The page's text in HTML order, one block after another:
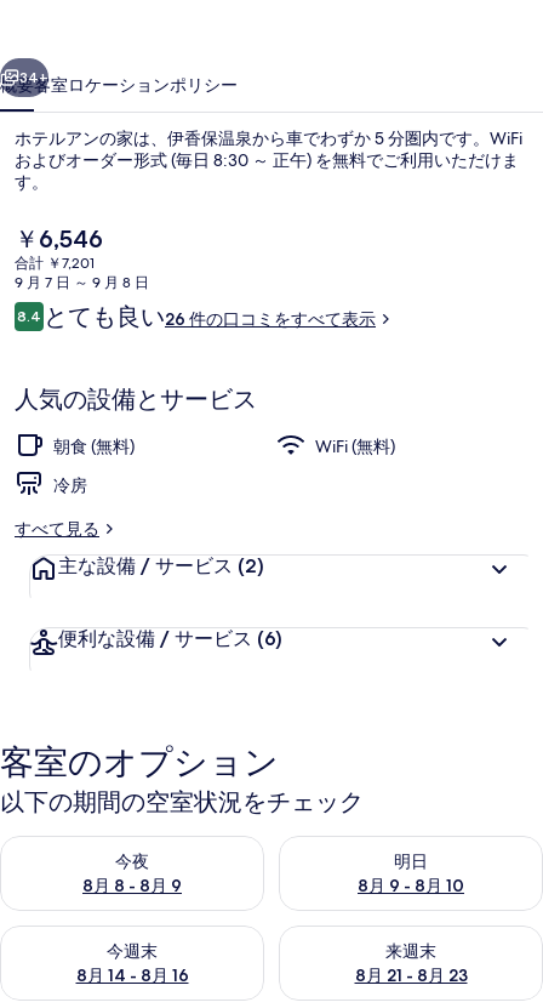
の
写
真
ギ
ャ
ラ
リ
次へ
34+
概要客室ロケーションポリシー
ホテルアンの家は、伊香保温泉から車でわずか 5 分圏内です。WiFi
およびオーダー形式 (毎日 8:30 ～ 正午) を無料でご利用いただけま
す。
現
在
の
料
金
で
す
￥6,546
合計 ￥7,201
9 月 7 日 ～ 9 月 8 日
口
コ
8.410段階中8.4
とても良い26 件の口コミをすべて表示
人気の設備とサービス
朝食 (無料)
WiFi (無料)
冷房
すべて見る
主な設備 / サービス (2)
便利な設備 / サービス (6)
客室のオプション
以下の期間の空室状況をチェック
今夜
8月 8 - 8月 9
今夜 8月 8 - 8月 9 の空室状況をチェック
明日
8月 9 - 8月 10
明日 8月 9 - 8月 10 の空室状
今週末
8月 14 - 8月 16
今週末 8月 14 - 8月 16 の空室状況をチェック
来週末
8月 21 - 8月 23
来週末 8月 21 - 8月 23 の空室